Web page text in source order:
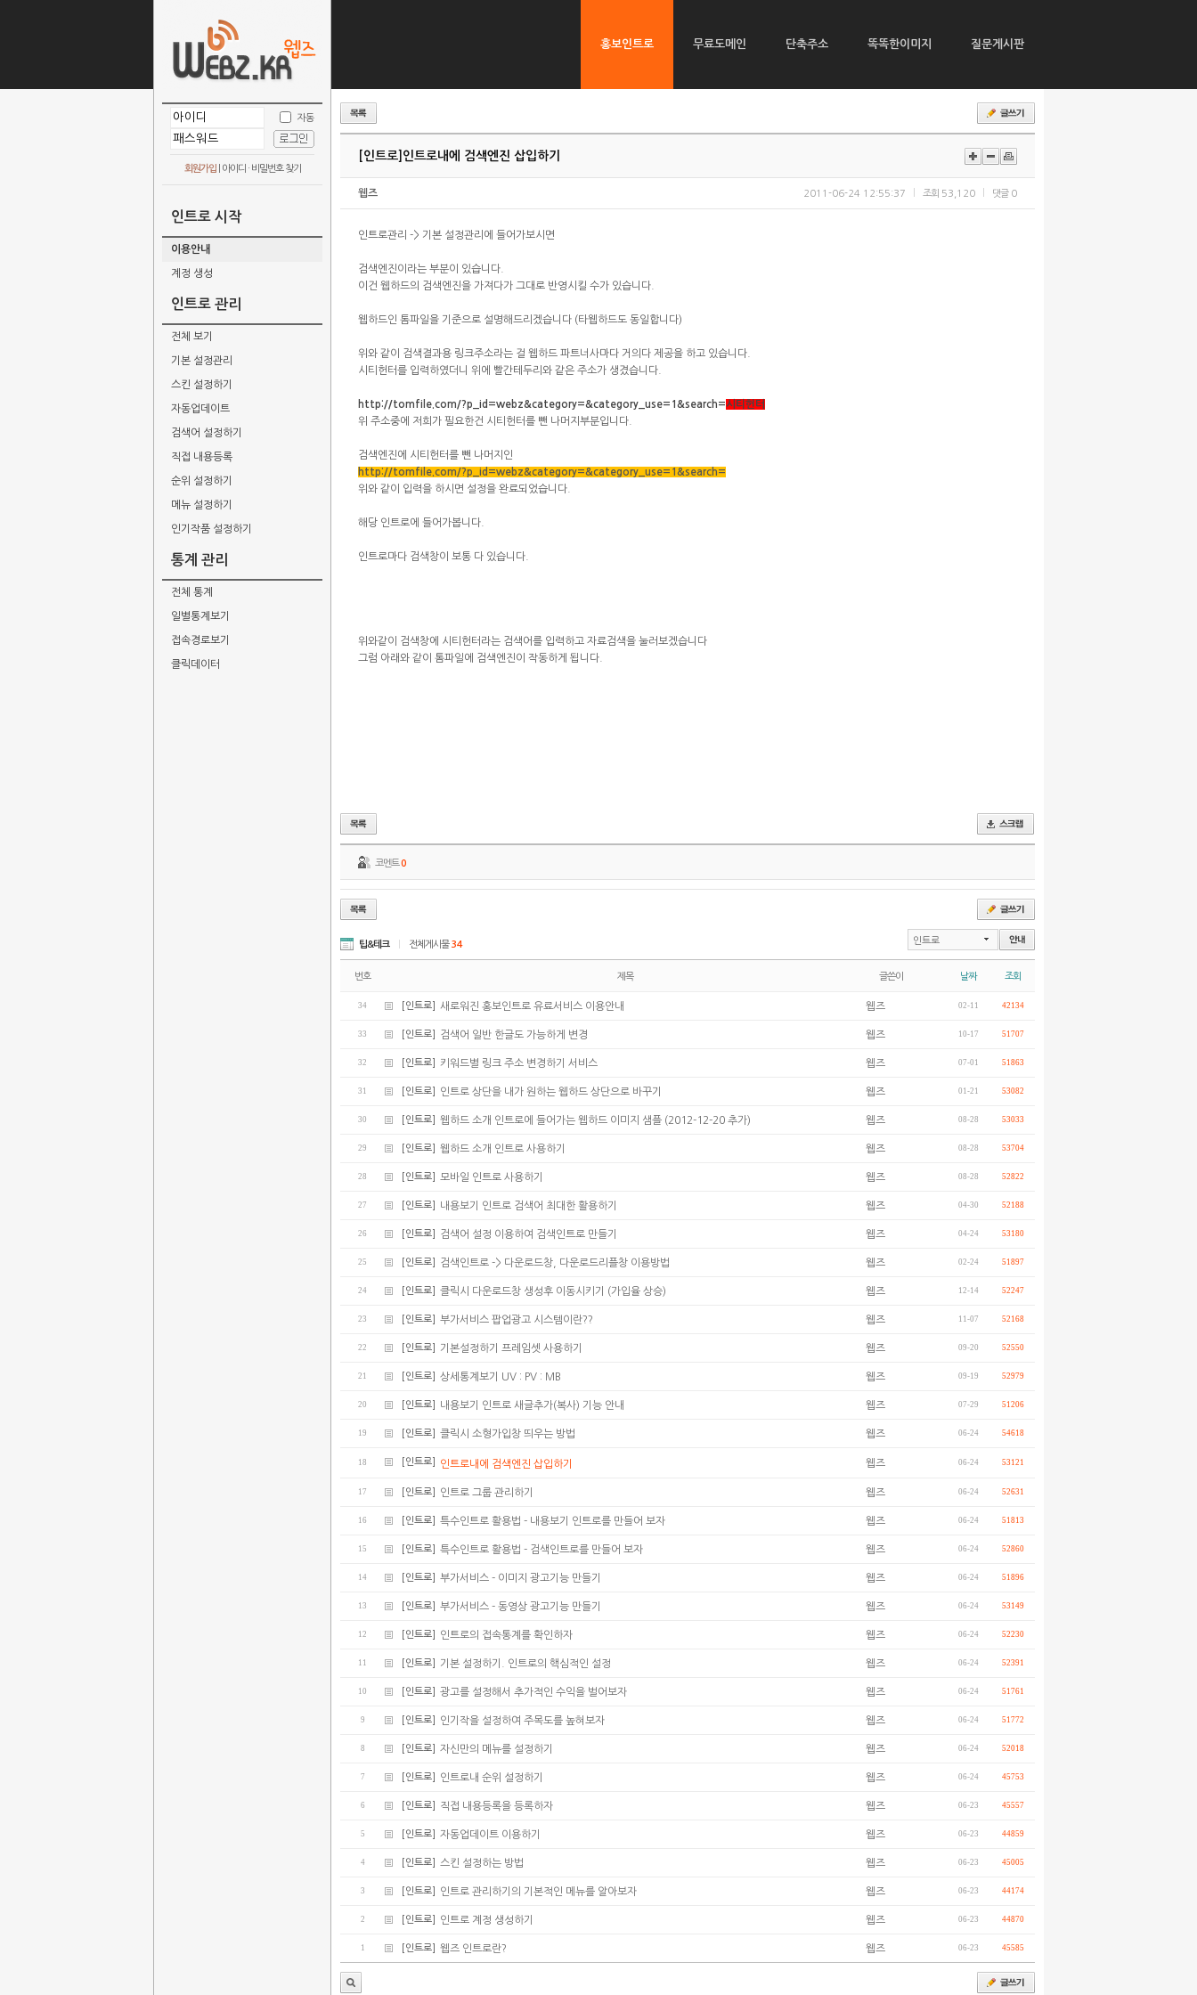
홍보인트로 무료도메인 단축주소 똑똑한이미지 질문게시판
자동
회원가입| 아이디 · 비밀번호 찾기
인트로 시작
이용안내
계정 생성
인트로 관리
전체 보기
기본 설정관리
스킨 설정하기
자동업데이트
검색어 설정하기
직접 내용등록
순위 설정하기
메뉴 설정하기
인기작품 설정하기
통계 관리
전체 통계
일별통계보기
접속경로보기
클릭데이터
[인트로] 인트로내에 검색엔진 삽입하기
웹즈 2011-06-24 12:55:37 조회 53,120 댓글 0
인트로관리 -> 기본 설정관리에 들어가보시면
검색엔진이라는 부분이 있습니다.
이건 웹하드의 검색엔진을 가져다가 그대로 반영시킬 수가 있습니다.
웹하드인 톰파일을 기준으로 설명해드리겠습니다 (타웹하드도 동일합니다)
위와 같이 검색결과용 링크주소라는 걸 웹하드 파트너사마다 거의다 제공을 하고 있습니다.
시티헌터를 입력하였더니 위에 빨간테두리와 같은 주소가 생겼습니다.
http://tomfile.com/?p_id=webz&category=&category_use=1&search=시티헌터
위 주소중에 저희가 필요한건 시티헌터를 뺀 나머지부분입니다.
검색엔진에 시티헌터를 뺀 나머지인
http://tomfile.com/?p_id=webz&category=&category_use=1&search=
위와 같이 입력을 하시면 설정을 완료되었습니다.
해당 인트로에 들어가봅니다.
인트로마다 검색창이 보통 다 있습니다.
위와같이 검색창에 시티헌터라는 검색어를 입력하고 자료검색을 눌러보겠습니다
그럼 아래와 같이 톰파일에 검색엔진이 작동하게 됩니다.
코멘트0
팁&테크 전체게시물34 인트로
번호 제목 글쓴이 날짜 조회
34 [인트로] 새로워진 홍보인트로 유료서비스 이용안내 웹즈 02-11 42134
33 [인트로] 검색어 일반 한글도 가능하게 변경 웹즈 10-17 51707
32 [인트로] 키워드별 링크 주소 변경하기 서비스 웹즈 07-01 51863
31 [인트로] 인트로 상단을 내가 원하는 웹하드 상단으로 바꾸기 웹즈 01-21 53082
30 [인트로] 웹하드 소개 인트로에 들어가는 웹하드 이미지 샘플 (2012-12-20 추가) 웹즈 08-28 53033
29 [인트로] 웹하드 소개 인트로 사용하기 웹즈 08-28 53704
28 [인트로] 모바일 인트로 사용하기 웹즈 08-28 52822
27 [인트로] 내용보기 인트로 검색어 최대한 활용하기 웹즈 04-30 52188
26 [인트로] 검색어 설정 이용하여 검색인트로 만들기 웹즈 04-24 53180
25 [인트로] 검색인트로 -> 다운로드창, 다운로드리플창 이용방법 웹즈 02-24 51897
24 [인트로] 클릭시 다운로드창 생성후 이동시키기 (가입율 상승) 웹즈 12-14 52247
23 [인트로] 부가서비스 팝업광고 시스템이란?? 웹즈 11-07 52168
22 [인트로] 기본설정하기 프레임셋 사용하기 웹즈 09-20 52550
21 [인트로] 상세통계보기 UV : PV : MB 웹즈 09-19 52979
20 [인트로] 내용보기 인트로 새글추가(복사) 기능 안내 웹즈 07-29 51206
19 [인트로] 클릭시 소형가입창 띄우는 방법 웹즈 06-24 54618
18 [인트로] 인트로내에 검색엔진 삽입하기 웹즈 06-24 53121
17 [인트로] 인트로 그룹 관리하기 웹즈 06-24 52631
16 [인트로] 특수인트로 활용법 - 내용보기 인트로를 만들어 보자 웹즈 06-24 51813
15 [인트로] 특수인트로 활용법 - 검색인트로를 만들어 보자 웹즈 06-24 52860
14 [인트로] 부가서비스 - 이미지 광고기능 만들기 웹즈 06-24 51896
13 [인트로] 부가서비스 - 동영상 광고기능 만들기 웹즈 06-24 53149
12 [인트로] 인트로의 접속통계를 확인하자 웹즈 06-24 52230
11 [인트로] 기본 설정하기. 인트로의 핵심적인 설정 웹즈 06-24 52391
10 [인트로] 광고를 설정해서 추가적인 수익을 벌어보자 웹즈 06-24 51761
9 [인트로] 인기작을 설정하여 주목도를 높혀보자 웹즈 06-24 51772
8 [인트로] 자신만의 메뉴를 설정하기 웹즈 06-24 52018
7 [인트로] 인트로내 순위 설정하기 웹즈 06-24 45753
6 [인트로] 직접 내용등록을 등록하자 웹즈 06-23 45557
5 [인트로] 자동업데이트 이용하기 웹즈 06-23 44859
4 [인트로] 스킨 설정하는 방법 웹즈 06-23 45005
3 [인트로] 인트로 관리하기의 기본적인 메뉴를 알아보자 웹즈 06-23 44174
2 [인트로] 인트로 계정 생성하기 웹즈 06-23 44870
1 [인트로] 웹즈 인트로란? 웹즈 06-23 45585